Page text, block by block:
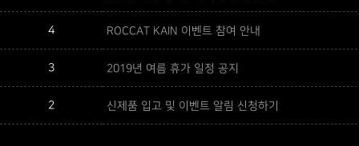
4 ROCCAT KAIN 이벤트 참여 안내
3 2019년 여름 휴가 일정 공지
2 신제품 입고 및 이벤트 알림 신청하기